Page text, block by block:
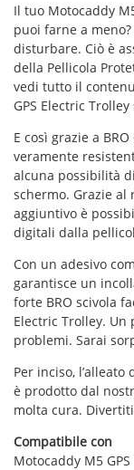
Il tuo Motocaddy
puoi farne a
disturbare. Ciò è
della Pellicola
vedi tutto il
GPS Electric
E così grazie a
veramente
alcuna possibilità
schermo. Grazie
aggiuntivo è
digitali dalla
Con un adesivo
garantisce un
forte BRO scivola
Electric Trolley. Un
problemi. Sarai
Per inciso,
è prodotto dal
molta cura.
Compatibile con
Motocaddy M5